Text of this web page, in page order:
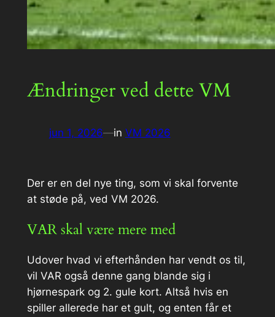
Ændringer ved dette VM
jun 1, 2026—in VM 2026
Der er en del nye ting, som vi skal forvente
at støde på, ved VM 2026.
VAR skal være mere med
Udover hvad vi efterhånden har vendt os til,
vil VAR også denne gang blande sig i
hjørnespark og 2. gule kort. Altså hvis en
spiller allerede har et gult, og enten får et